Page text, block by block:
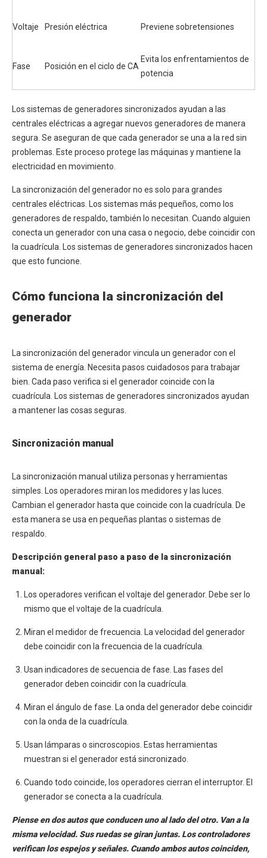
Voltaje Presión eléctrica Previene sobretensiones
Fase Posición en el ciclo de CA
Evita los enfrentamientos de
potencia
Los sistemas de generadores sincronizados ayudan a las
centrales eléctricas a agregar nuevos generadores de manera
segura. Se aseguran de que cada generador se una a la red sin
problemas. Este proceso protege las máquinas y mantiene la
electricidad en movimiento.
La sincronización del generador no es solo para grandes
centrales eléctricas. Los sistemas más pequeños, como los
generadores de respaldo, también lo necesitan. Cuando alguien
conecta un generador con una casa o negocio, debe coincidir con
la cuadrícula. Los sistemas de generadores sincronizados hacen
que esto funcione.
Cómo funciona la sincronización del
generador
La sincronización del generador vincula un generador con el
sistema de energía. Necesita pasos cuidadosos para trabajar
bien. Cada paso verifica si el generador coincide con la
cuadrícula. Los sistemas de generadores sincronizados ayudan
a mantener las cosas seguras.
Sincronización manual
La sincronización manual utiliza personas y herramientas
simples. Los operadores miran los medidores y las luces.
Cambian el generador hasta que coincide con la cuadrícula. De
esta manera se usa en pequeñas plantas o sistemas de
respaldo.
Descripción general paso a paso de la sincronización
manual:
Los operadores verifican el voltaje del generador. Debe ser lo
mismo que el voltaje de la cuadrícula.
Miran el medidor de frecuencia. La velocidad del generador
debe coincidir con la frecuencia de la cuadrícula.
Usan indicadores de secuencia de fase. Las fases del
generador deben coincidir con la cuadrícula.
Miran el ángulo de fase. La onda del generador debe coincidir
con la onda de la cuadrícula.
Usan lámparas o sincroscopios. Estas herramientas
muestran si el generador está sincronizado.
Cuando todo coincide, los operadores cierran el interruptor. El
generador se conecta a la cuadrícula.
Piense en dos autos que conducen uno al lado del otro. Van a la
misma velocidad. Sus ruedas se giran juntas. Los controladores
verifican los espejos y señales. Cuando ambos autos coinciden,